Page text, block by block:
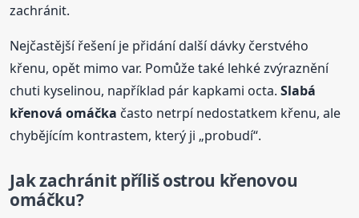
zachránit.
Nejčastější řešení je přidání další dávky čerstvého
křenu, opět mimo var. Pomůže také lehké zvýraznění
chuti kyselinou, například pár kapkami octa.Slabá
křenová omáčka často netrpí nedostatkem křenu, ale
chybějícím kontrastem, který ji „probudí“.
Jak zachránit příliš ostrou křenovou
omáčku?